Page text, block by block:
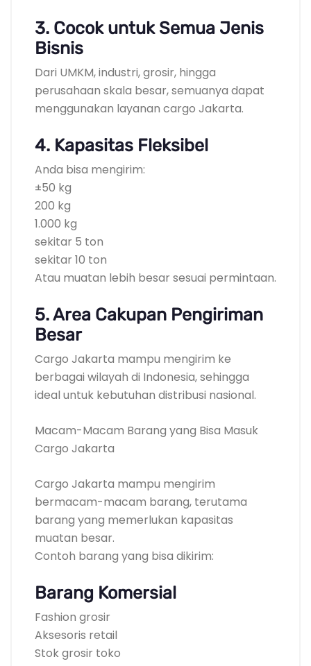
3. Cocok untuk Semua Jenis
Bisnis
Dari UMKM, industri, grosir, hingga
perusahaan skala besar, semuanya dapat
menggunakan layanan cargo Jakarta.
4. Kapasitas Fleksibel
Anda bisa mengirim:
±50 kg
200 kg
1.000 kg
sekitar 5 ton
sekitar 10 ton
Atau muatan lebih besar sesuai permintaan.
5. Area Cakupan Pengiriman
Besar
Cargo Jakarta mampu mengirim ke
berbagai wilayah di Indonesia, sehingga
ideal untuk kebutuhan distribusi nasional.
Macam-Macam Barang yang Bisa Masuk
Cargo Jakarta
Cargo Jakarta mampu mengirim
bermacam-macam barang, terutama
barang yang memerlukan kapasitas
muatan besar.
Contoh barang yang bisa dikirim:
Barang Komersial
Fashion grosir
Aksesoris retail
Stok grosir toko